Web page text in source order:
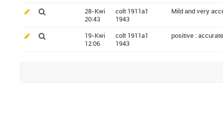
28-Kwi
20:43
colt 1911a1
1943
Mild and very
19-Kwi
12:06
colt 1911a1
1943
positive :